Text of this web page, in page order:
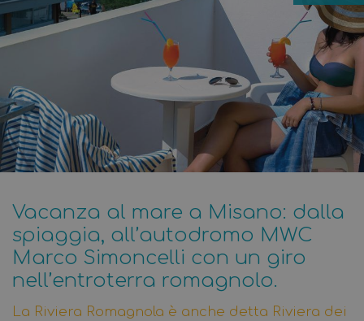
Vacanza al mare a Misano: dalla
spiaggia, all’autodromo MWC
Marco Simoncelli con un giro
nell’entroterra romagnolo.
Hotel Antares: vacanza relax a Misano Adriatico
La Riviera Romagnola è anche detta Riviera dei